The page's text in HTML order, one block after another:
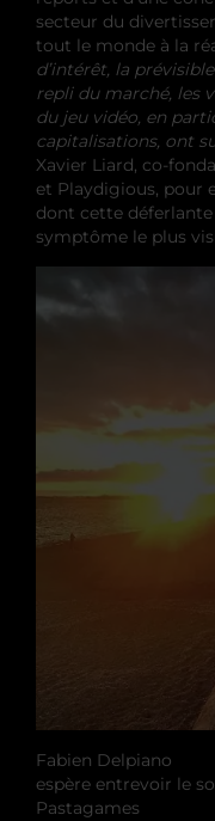
secteur du
tout le monde à la
d’intérêt, la
repli du marché, les
du jeu vidéo, en
capitalisations, ont
Xavier Liard, co-
et Playdigious, pour
dont cette
symptôme le plus
Fabien Delpiano
espère entrevoir le
Pastagames